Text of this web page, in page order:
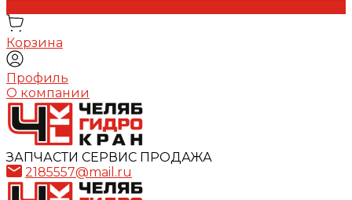
Корзина
Профиль
О компании
ЗАПЧАСТИ СЕРВИС ПРОДАЖА
2185557@mail.ru